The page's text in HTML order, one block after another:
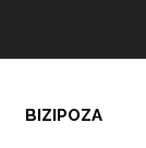
BIZIPOZA